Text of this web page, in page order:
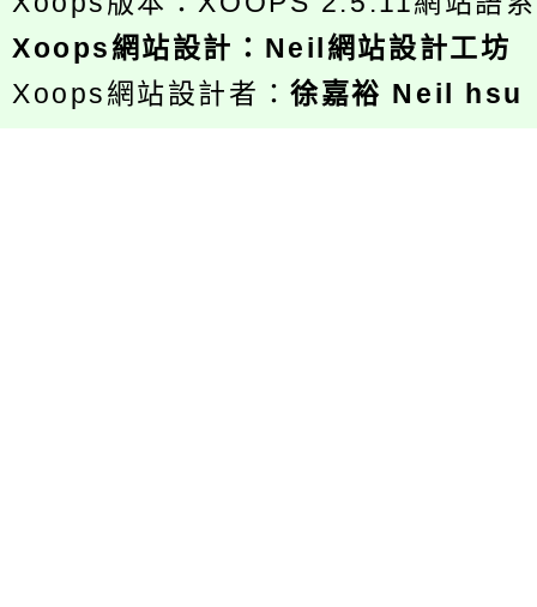
Xoops網站設計 ： Neil網站設計工坊
Xoops網站設計者：徐嘉裕 Neil hsu